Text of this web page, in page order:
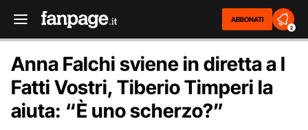
ABBONATI
2
Anna Falchi sviene in diretta a I
Fatti Vostri, Tiberio Timperi la
aiuta: “È uno scherzo?”